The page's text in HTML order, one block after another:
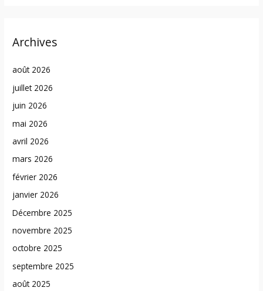
Archives
août 2026
juillet 2026
juin 2026
mai 2026
avril 2026
mars 2026
février 2026
janvier 2026
Décembre 2025
novembre 2025
octobre 2025
septembre 2025
août 2025